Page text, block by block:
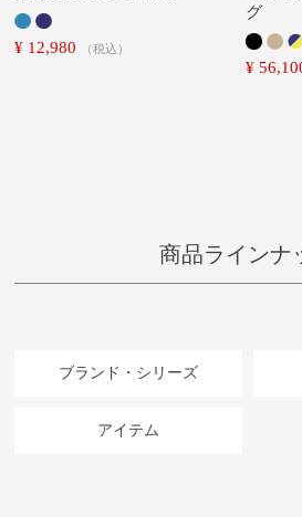
¥ 12,980 税込
グ
¥
商品ラインナ
ブランド・シリーズ
アイテム